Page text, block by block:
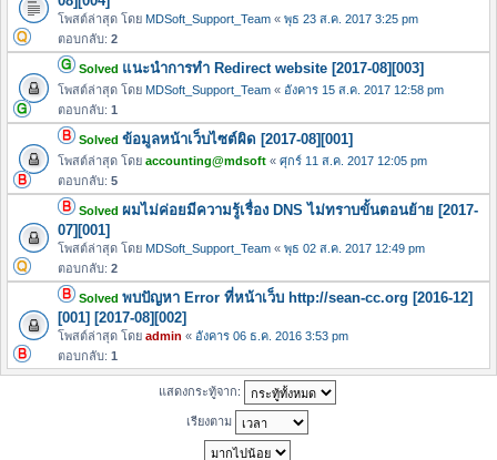
โพสต์ล่าสุด โดย MDSoft_Support_Team « พุธ 23 ส.ค. 2017 3:25 pm
ตอบกลับ: 2
Solved แนะนำการทำ Redirect website [2017-08][003]
โพสต์ล่าสุด โดย MDSoft_Support_Team « อังคาร 15 ส.ค. 2017 12:58 pm
ตอบกลับ: 1
Solved ข้อมูลหน้าเว็บไซต์ผิด [2017-08][001]
โพสต์ล่าสุด โดย accounting@mdsoft « ศุกร์ 11 ส.ค. 2017 12:05 pm
ตอบกลับ: 5
Solved ผมไม่ค่อยมีความรู้เรื่อง DNS ไม่ทราบขั้นตอนย้าย [2017-
07][001]
โพสต์ล่าสุด โดย MDSoft_Support_Team « พุธ 02 ส.ค. 2017 12:49 pm
ตอบกลับ: 2
Solved พบปัญหา Error ที่หน้าเว็บ http://sean-cc.org [2016-12]
[001] [2017-08][002]
โพสต์ล่าสุด โดย admin « อังคาร 06 ธ.ค. 2016 3:53 pm
ตอบกลับ: 1
แสดงกระทู้จาก:
เรียงตาม